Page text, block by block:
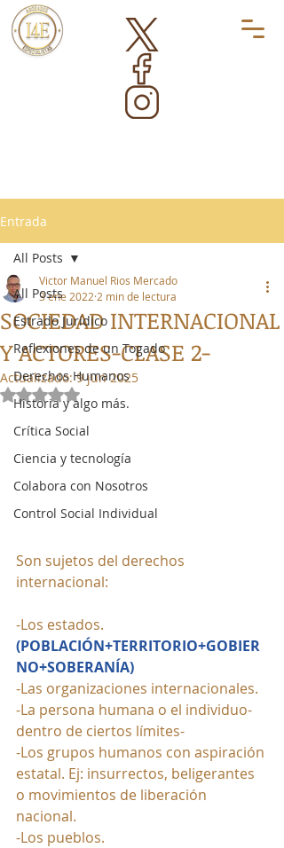
Entrada
All Posts
Estrado Jurídico
Reflexiones de un Togado
Derechos Humanos
Historia y algo más.
Crítica Social
Ciencia y tecnología
Colabora con Nosotros
Control Social Individual
All Posts
SOCIEDAD INTERNACIONAL
Y ACTORES-CLASE 2-
Victor Manuel Rios Mercado
3 ene 2022 2 min de lectura
Actualizado:9 jun 2025
Obtuvo NaN de 5 estrellas.
Son sujetos del derechos
internacional:
-Los estados.
(POBLACIÓN+TERRITORIO+GOBIER
NO+SOBERANÍA)
-Las organizaciones internacionales.
-La persona humana o el individuo-
dentro de ciertos límites-
-Los grupos humanos con aspiración
estatal. Ej: insurrectos, beligerantes
o movimientos de liberación
nacional.
-Los pueblos.